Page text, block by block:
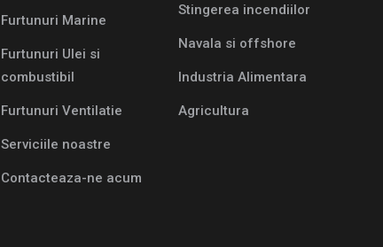
Furtunuri Marine
Furtunuri Ulei si
combustibil
Furtunuri Ventilatie
Serviciile noastre
Contacteaza-ne acum
Stingerea incendiilor
Navala si offshore
Industria Alimentara
Agricultura